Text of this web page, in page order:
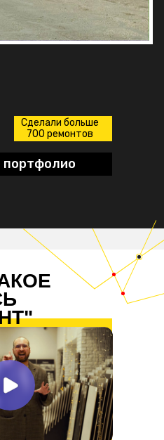
портфолио
Сделали больше
700 ремонтов